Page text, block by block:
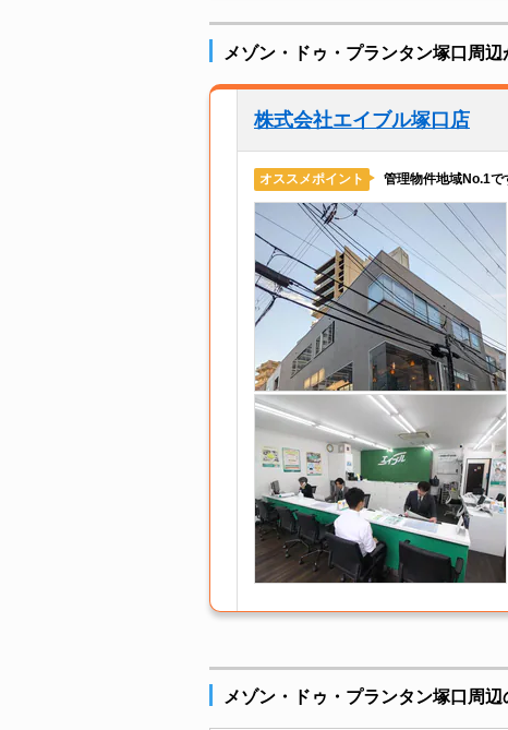
メゾン・ドゥ・プランタン塚口周
株式会社エイブル塚口店
オススメポイント 管理物件地域No.1で
メゾン・ドゥ・プランタン塚口周